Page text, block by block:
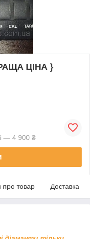
ЦІНА }
— 4 900 ₴
про товар Доставка